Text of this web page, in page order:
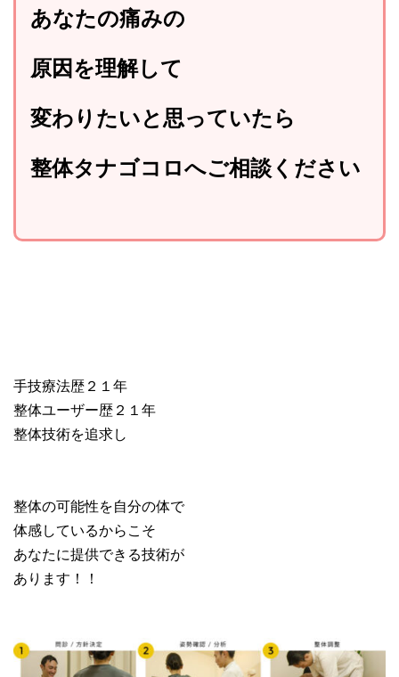
あなたの痛みの
原因を理解して
変わりたいと思っていたら
整体タナゴコロへご相談ください
手技療法歴２１年
整体ユーザー歴２１年
整体技術を追求し
整体の可能性を自分の体で
体感しているからこそ
あなたに提供できる技術が
あります！！